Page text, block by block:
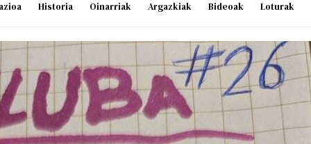
Historia Oinarriak Argazkiak Bideoak Loturak